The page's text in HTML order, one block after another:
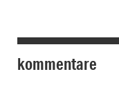
kommentare